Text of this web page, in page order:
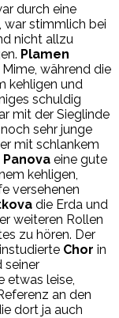
durch eine
war stimmlich bei
nicht allzu
Plamen
während die
kehligen und
schuldig
mit der Sieglinde
sehr junge
mit schlankem
Panova eine gute
kehligen,
versehenen
die Erda und
weiteren Rollen
zu hören. Der
Chor in
seiner
etwas leise,
an den
dort ja auch